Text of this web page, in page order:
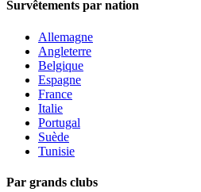
Survêtements par nation
Allemagne
Angleterre
Belgique
Espagne
France
Italie
Portugal
Suède
Tunisie
Par grands clubs